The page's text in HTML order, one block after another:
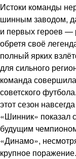
Истоки команды
шинным заводом,
и первых героев —
обретя своё
полный ярких
для сильного
команда
советского
этот сезон
«Шинник» показал
будущим
«Динамо»,
крупное поражение.